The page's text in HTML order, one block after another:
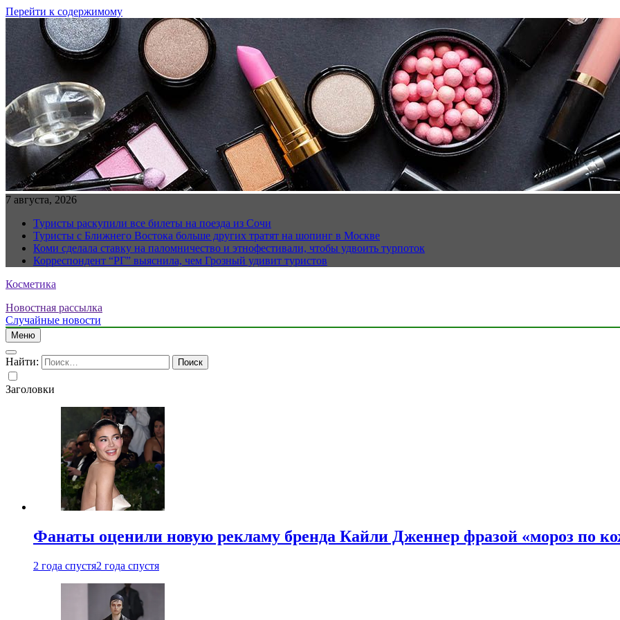
Перейти к содержимому
7 августа, 2026
Туристы раскупили все билеты на поезда из Сочи
Туристы с Ближнего Востока больше других тратят на шопинг в Москве
Коми сделала ставку на паломничество и этнофестивали, чтобы удвоить турпоток
Корреспондент “РГ” выяснила, чем Грозный удивит туристов
Косметика
Новостная рассылка
Случайные новости
Меню
Найти:
Заголовки
Фанаты оценили новую рекламу бренда Кайли Дженнер фразой «мороз по
2 года спустя2 года спустя